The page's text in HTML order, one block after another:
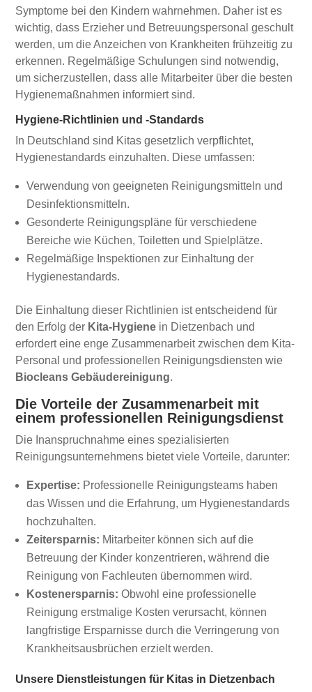
Symptome bei den Kindern wahrnehmen. Daher ist es
wichtig, dass Erzieher und Betreuungspersonal geschult
werden, um die Anzeichen von Krankheiten frühzeitig zu
erkennen. Regelmäßige Schulungen sind notwendig,
um sicherzustellen, dass alle Mitarbeiter über die besten
Hygienemaßnahmen informiert sind.
Hygiene-Richtlinien und -Standards
In Deutschland sind Kitas gesetzlich verpflichtet,
Hygienestandards einzuhalten. Diese umfassen:
Verwendung von geeigneten Reinigungsmitteln und
Desinfektionsmitteln.
Gesonderte Reinigungspläne für verschiedene
Bereiche wie Küchen, Toiletten und Spielplätze.
Regelmäßige Inspektionen zur Einhaltung der
Hygienestandards.
Die Einhaltung dieser Richtlinien ist entscheidend für
den Erfolg der Kita-Hygiene in Dietzenbach und
erfordert eine enge Zusammenarbeit zwischen dem Kita-
Personal und professionellen Reinigungsdiensten wie
Biocleans Gebäudereinigung.
Die Vorteile der Zusammenarbeit mit
einem professionellen Reinigungsdienst
Die Inanspruchnahme eines spezialisierten
Reinigungsunternehmens bietet viele Vorteile, darunter:
Expertise: Professionelle Reinigungsteams haben
das Wissen und die Erfahrung, um Hygienestandards
hochzuhalten.
Zeitersparnis: Mitarbeiter können sich auf die
Betreuung der Kinder konzentrieren, während die
Reinigung von Fachleuten übernommen wird.
Kostenersparnis: Obwohl eine professionelle
Reinigung erstmalige Kosten verursacht, können
langfristige Ersparnisse durch die Verringerung von
Krankheitsausbrüchen erzielt werden.
Unsere Dienstleistungen für Kitas in Dietzenbach